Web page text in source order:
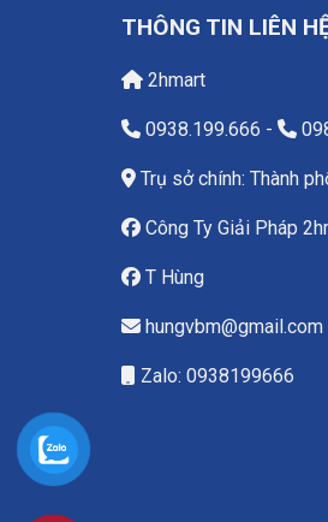
THÔNG TIN LIÊN
2hmart
0938.199.666 -
Trụ sở chính: Thành
Công Ty Giải Pháp
T Hùng
hungvbm@gmail.com
Zalo: 0938199666